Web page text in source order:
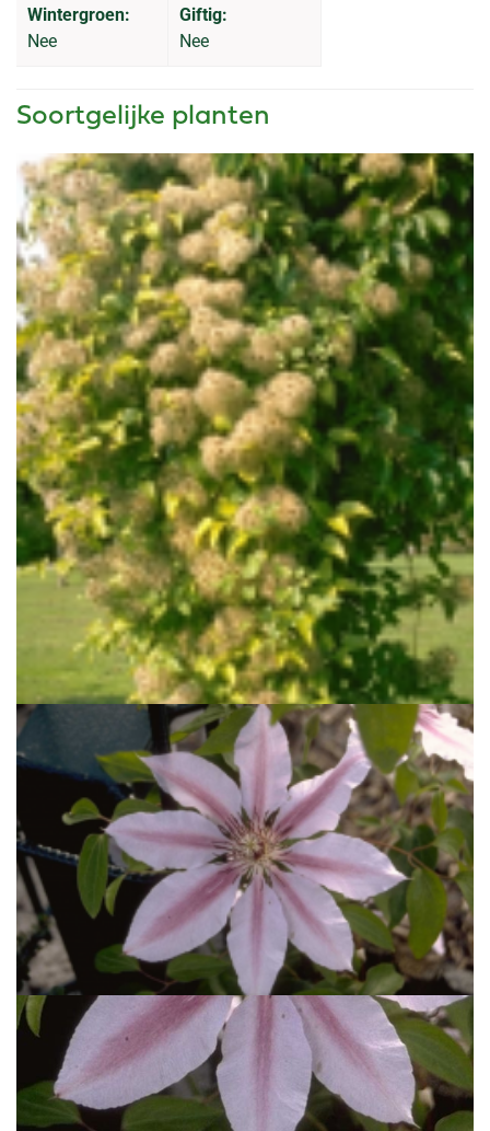
Wintergroen:
Nee
Giftig:
Nee
Soortgelijke planten
Bosrank
Clematis vitalba